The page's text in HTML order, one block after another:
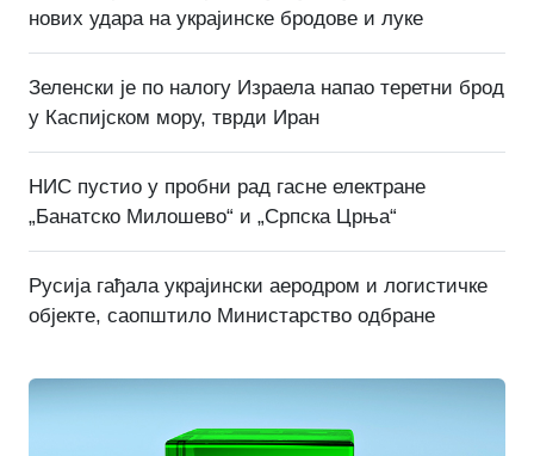
нових удара на украјинске бродове и луке
Зеленски је по налогу Израела напао теретни брод
у Каспијском мору, тврди Иран
НИС пустио у пробни рад гасне електране
„Банатско Милошево“ и „Српска Црња“
Русија гађала украјински аеродром и логистичке
објекте, саопштило Министарство одбране